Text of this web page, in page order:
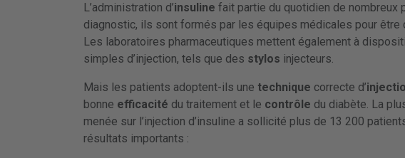
L’administration d’insuline fait partie du quotidien de nombreux
diagnostic, ils sont formés par les équipes médicales pour être
Les laboratoires pharmaceutiques mettent également à
simples d’injection, tels que des stylos injecteurs.
Mais les patients adoptent-ils une technique correcte d’
bonne efficacité du traitement et le contrôle du diabète. La
menée sur l’injection d’insuline a sollicité plus de 13 200
résultats importants :